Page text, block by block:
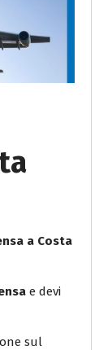
a Costa
e devi
sul